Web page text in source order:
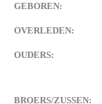
GEBOREN:
OVERLEDEN:
OUDERS:
BROERS/ZUSSEN: